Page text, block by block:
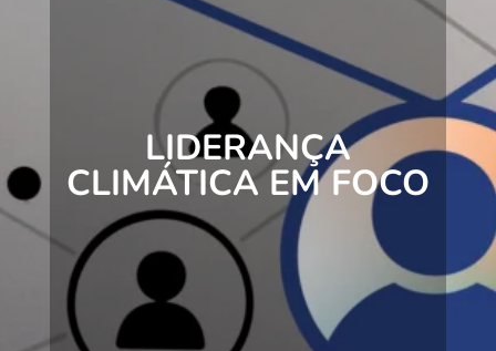
LIDERANÇA
CLIMÁTICA EM FOCO